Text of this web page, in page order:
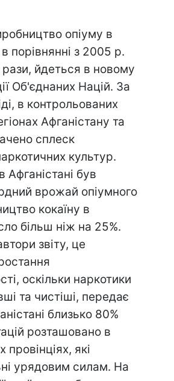
опіуму в
порівнянні з 2005 р.
йдеться в новому
Об'єднаних Націй. За
в контрольованих
Афганістану та
сплеск
культур.
Афганістані був
врожай опіумного
кокаїну в
більш ніж на 25%.
звіту, це
оскільки наркотики
та чистіші, передає
близько 80%
розташовано в
провінціях, які
урядовим силам. На